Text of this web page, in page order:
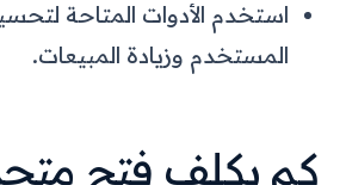
استخدم الأدوات المتاحة
المستخدم وزيادة المبيعات.
كم يكلف فتح